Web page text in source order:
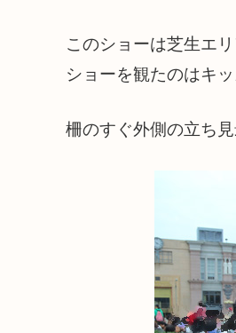
このショーは芝生エ
ショーを観たのはキッ
柵のすぐ外側の立ち見